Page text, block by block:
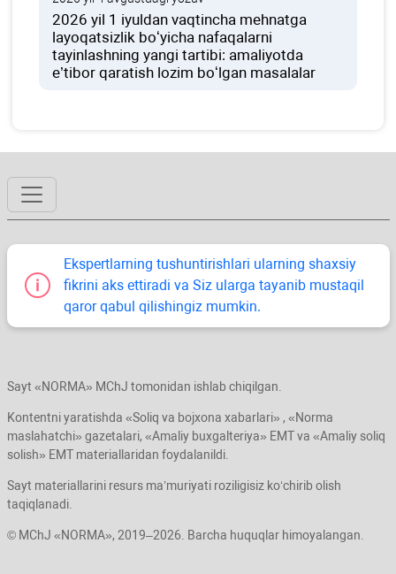
2026 yil 1 iyuldan vaqtincha mehnatga
layoqatsizlik boʻyicha nafaqalarni
tayinlashning yangi tartibi: amaliyotda
e’tibor qaratish lozim boʻlgan masalalar
Ekspertlarning tushuntirishlari ularning shaхsiy
fikrini aks ettiradi va Siz ularga tayanib mustaqil
qaror qabul qilishingiz mumkin.
Sayt «NORMA» MChJ tomonidan ishlab chiqilgan.
Kontentni yaratishda «Soliq va bojхona хabarlari» , «Norma
maslahatchi» gazetalari, «Amaliy buхgalteriya» EMT va «Amaliy soliq
solish» EMT materiallaridan foydalanildi.
Sayt materiallarini resurs ma’muriyati roziligisiz koʻchirib olish
taqiqlanadi.
© MChJ «NORMA», 2019–2026. Barcha huquqlar himoyalangan.